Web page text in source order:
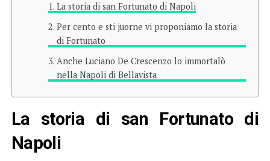
La storia di san Fortunato di Napoli
Per cento e sti juorne vi proponiamo la storia
di Fortunato
Anche Luciano De Crescenzo lo immortalò
nella Napoli di Bellavista
La storia di san Fortunato di
Napoli